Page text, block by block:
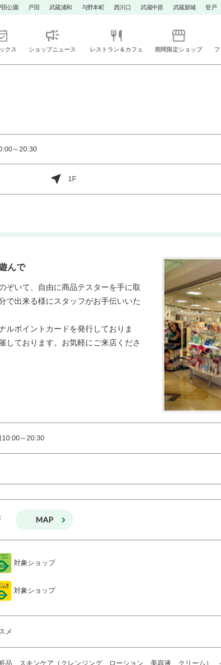
田公園 戸田 武蔵浦和 与野本町 西川口 武蔵中原 武蔵新城 登戸
クス ショップニュース レストラン＆カフェ 期間限定ショップ
～20:30
1F
んで
ぞいて、自由に商品テスターを手に取
で出来る様にスタッフがお手伝いいた
ルポイントカードを発行しておりま
しております。お気軽にご来店くださ
10:00～20:30
MAP
対象ショップ
対象ショップ
メ
品、スキンケア（クレンジング、ローション、美容液、クリーム）